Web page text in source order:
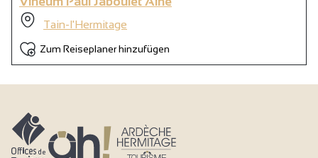
Tain-l'Hermitage
Zum Reiseplaner hinzufügen